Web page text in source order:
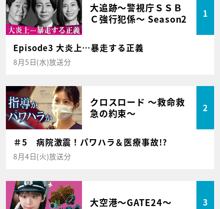
大追跡～警視庁ＳＳＢ
Ｃ強行犯係～ Season2
1
Episode3 大炎上…暴走する正義
8月5日(水)放送分
クロスロード ～救命救
急の約束～
2
＃5 病院激震！パワハラ＆医療事故!?
8月4日(火)放送分
大空港～GATE24～ 3